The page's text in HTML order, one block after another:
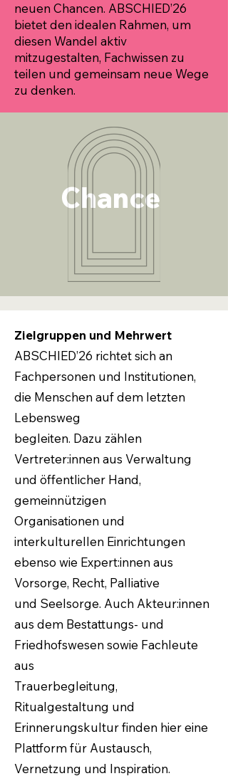
neuen Chancen. ABSCHIED’26
bietet den idealen Rahmen, um
diesen Wandel aktiv
mitzugestalten, Fachwissen zu
teilen und gemeinsam neue Wege
zu denken.
Chance
Zielgruppen und Mehrwert
ABSCHIED’26 richtet sich an
Fachpersonen und Institutionen,
die Menschen auf dem letzten
Lebensweg
begleiten. Dazu zählen
Vertreter:innen aus Verwaltung
und öffentlicher Hand,
gemeinnützigen
Organisationen und
interkulturellen Einrichtungen
ebenso wie Expert:innen aus
Vorsorge, Recht, Palliative
und Seelsorge. Auch Akteur:innen
aus dem Bestattungs- und
Friedhofswesen sowie Fachleute
aus
Trauerbegleitung,
Ritualgestaltung und
Erinnerungskultur finden hier eine
Plattform für Austausch,
Vernetzung und Inspiration.